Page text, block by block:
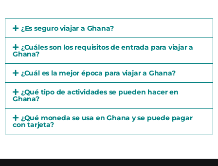
¿Es seguro viajar a Ghana?
¿Cuáles son los requisitos de entrada para viajar a
Ghana?
¿Cuál es la mejor época para viajar a Ghana?
¿Qué tipo de actividades se pueden hacer en
Ghana?
¿Qué moneda se usa en Ghana y se puede pagar
con tarjeta?